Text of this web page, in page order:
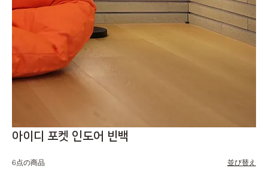
아이디 포켓 인도어 빈백
6点の商品 並び替え